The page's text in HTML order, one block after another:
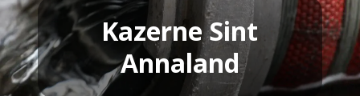
Kazerne Sint
Annaland